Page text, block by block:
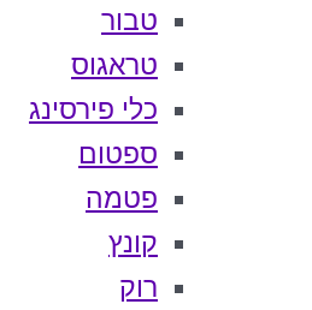
טבור
טראגוס
כלי פירסינג
ספטום
פטמה
קונץ
רוק